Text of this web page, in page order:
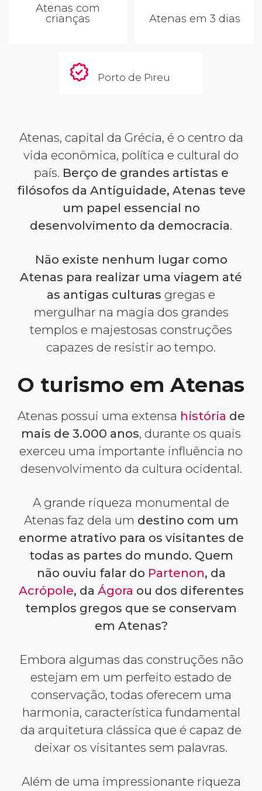
Atenas com
crianças Atenas em 3 dias
Porto de Pireu
Atenas, capital da Grécia, é o centro da
vida econômica, política e cultural do
país. Berço de grandes artistas e
filósofos da Antiguidade, Atenas teve
um papel essencial no
desenvolvimento da democracia.
Não existe nenhum lugar como
Atenas para realizar uma viagem até
as antigas culturas gregas e
mergulhar na magia dos grandes
templos e majestosas construções
capazes de resistir ao tempo.
O turismo em Atenas
Atenas possui uma extensa história de
mais de 3.000 anos, durante os quais
exerceu uma importante influência no
desenvolvimento da cultura ocidental.
A grande riqueza monumental de
Atenas faz dela um destino com um
enorme atrativo para os visitantes de
todas as partes do mundo. Quem
não ouviu falar do Partenon, da
Acrópole, da Ágora ou dos diferentes
templos gregos que se conservam
em Atenas?
Embora algumas das construções não
estejam em um perfeito estado de
conservação, todas oferecem uma
harmonia, característica fundamental
da arquitetura clássica que é capaz de
deixar os visitantes sem palavras.
Além de uma impressionante riqueza